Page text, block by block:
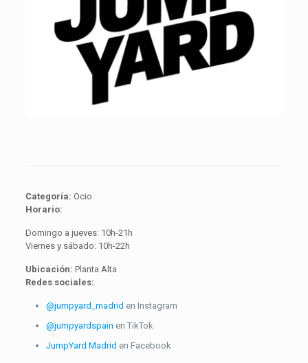
Categoría: Ocio
Horario:
Domingo a jueves: 10h-21h
Viernes y sábado: 10h-22h
Ubicación: Planta Alta
Redes sociales:
@jumpyard_madrid en Instagram
@jumpyardspain en TikTok
JumpYard Madrid en Facebook